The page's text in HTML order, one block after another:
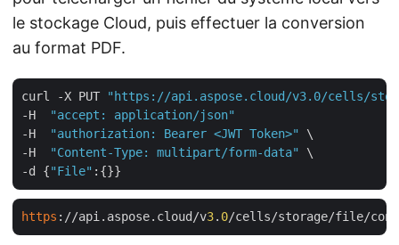
le stockage Cloud, puis effectuer la conversion
au format PDF.
curl -X PUT
"https://api.aspose.cloud/v3.0/cells/
-H
"accept: application/json"
-H
"authorization: Bearer <JWT Token>"
\
-H
"Content-Type: multipart/form-data"
\
-d {"File"
https ://api.aspose.cloud/v3. 0